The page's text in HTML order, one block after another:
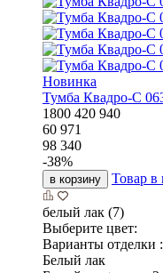
Новинка
Тумба Квадро-С
1800 420 940
60 971
98 340
-38%
в корзину Товар в
белый лак (7)
Выберите цвет:
Варианты отделки :
Белый лак